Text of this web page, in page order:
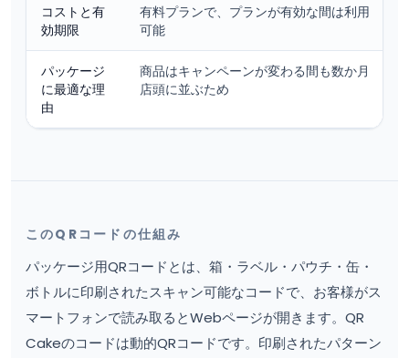
コストと有
効期限
有料プランで、プランが有効な間は利用
可能
パッケージ
に最適な理
由
商品はキャンペーンが変わる間も数か月
店頭に並ぶため
このQRコードの仕組み
パッケージ用QRコードとは、箱・ラベル・パウチ・缶・
ボトルに印刷されたスキャン可能なコードで、お客様がス
マートフォンで読み取るとWebページが開きます。QR
Cakeのコードは動的QRコードです。印刷されたパターン